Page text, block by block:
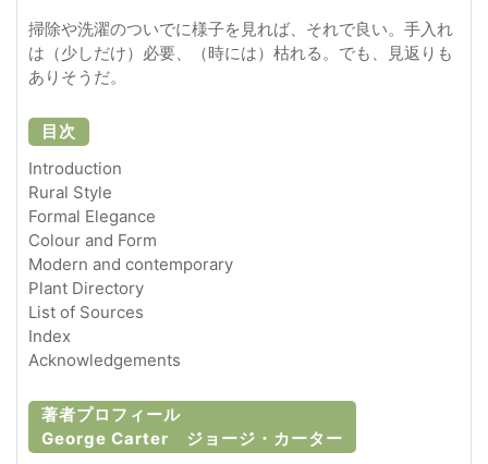
掃除や洗濯のついでに様子を見れば、それで良い。手入れ
は（少しだけ）必要、（時には）枯れる。でも、見返りも
ありそうだ。
目次
Introduction
Rural Style
Formal Elegance
Colour and Form
Modern and contemporary
Plant Directory
List of Sources
Index
Acknowledgements
著者プロフィール
George Carter ジョージ・カーター